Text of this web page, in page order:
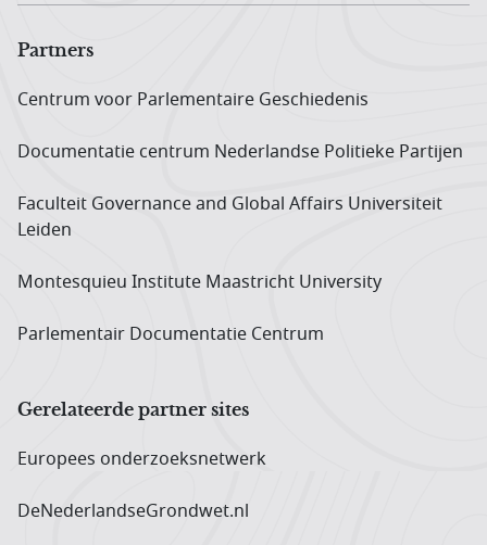
Partners
Centrum voor Parlementaire Geschiedenis
Documentatie centrum Neder­landse Politieke Partijen
Faculteit Governance and Global Affairs Universiteit
Leiden
Montesquieu Institute Maastricht University
Parlementair Documentatie Centrum
Gerelateerde partner sites
Europees onderzoeks­netwerk
DeNederlandseGrondwet.nl